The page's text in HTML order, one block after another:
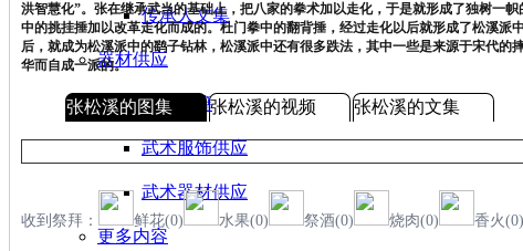
传承人文集
器材供应
武术书籍
武术服饰供应
武术器材供应
更多内容
洪智慧化”。张在继承武当的基础上，把八家的拳术加以走化，于是就形成了独树一
中的挑挂捶加以改革走化而成的。杜门拳中的翻背捶，经过走化以后就形成了松溪
后，就成为松溪派中的鹞子钻林，松溪派中还有很多跌法，其中一些是来源于宋代
华而自成一派的。
张松溪的图集 张松溪的视频 张松溪的文集
收到祭拜： 鲜花(0) 水果(0) 祭酒(0) 烧肉(0) 香火(0)